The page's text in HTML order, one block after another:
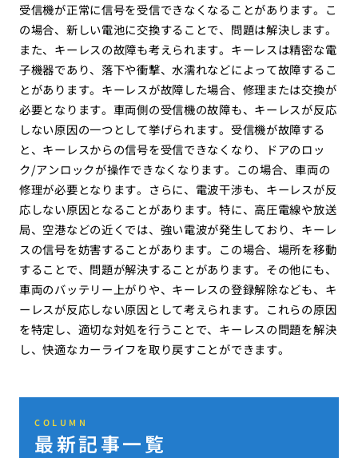
受信機が正常に信号を受信できなくなることがあります。こ
の場合、新しい電池に交換することで、問題は解決します。
また、キーレスの故障も考えられます。キーレスは精密な電
子機器であり、落下や衝撃、水濡れなどによって故障するこ
とがあります。キーレスが故障した場合、修理または交換が
必要となります。車両側の受信機の故障も、キーレスが反応
しない原因の一つとして挙げられます。受信機が故障する
と、キーレスからの信号を受信できなくなり、ドアのロッ
ク/アンロックが操作できなくなります。この場合、車両の
修理が必要となります。さらに、電波干渉も、キーレスが反
応しない原因となることがあります。特に、高圧電線や放送
局、空港などの近くでは、強い電波が発生しており、キーレ
スの信号を妨害することがあります。この場合、場所を移動
することで、問題が解決することがあります。その他にも、
車両のバッテリー上がりや、キーレスの登録解除なども、キ
ーレスが反応しない原因として考えられます。これらの原因
を特定し、適切な対処を行うことで、キーレスの問題を解決
し、快適なカーライフを取り戻すことができます。
COLUMN
最新記事一覧